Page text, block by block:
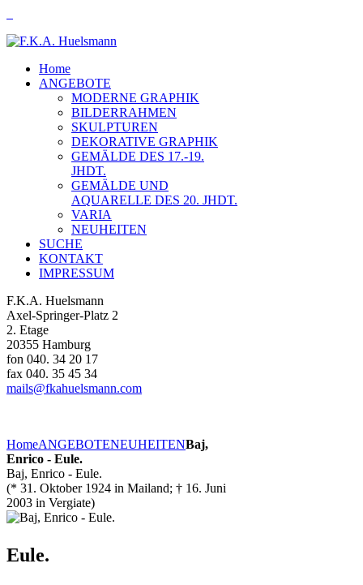
Home
ANGEBOTE
MODERNE GRAPHIK
BILDERRAHMEN
SKULPTUREN
DEKORATIVE GRAPHIK
GEMÄLDE DES 17.-19.
JHDT.
GEMÄLDE UND
AQUARELLE DES 20. JHDT.
VARIA
NEUHEITEN
SUCHE
KONTAKT
IMPRESSUM
F.K.A. Huelsmann
Axel-Springer-Platz 2
2. Etage
20355 Hamburg
fon 040. 34 20 17
fax 040. 35 45 34
mails@fkahuelsmann.com
HomeANGEBOTENEUHEITENBaj,
Enrico - Eule.
Baj, Enrico - Eule.
(* 31. Oktober 1924 in Mailand; † 16. Juni
2003 in Vergiate)
Eule.